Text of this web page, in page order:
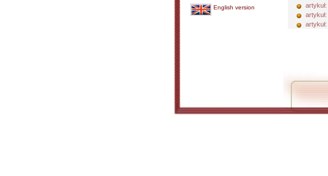
English version
artykuł:
artykuł:
artykuł: